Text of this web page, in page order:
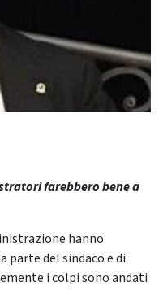
farebbero bene a
hanno
parte del sindaco e di
i colpi sono andati